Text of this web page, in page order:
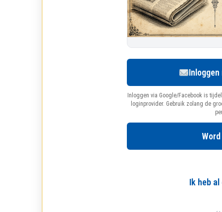
Inloggen via Google/Facebook is
loginprovider. Gebruik zolang de
Ik heb